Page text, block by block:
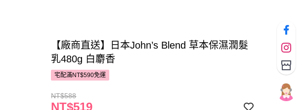
【廠商直送】日本John’s Blend 草本保濕潤髮
乳480g 白麝香
宅配滿NT$590免運
NT$588
NT$519